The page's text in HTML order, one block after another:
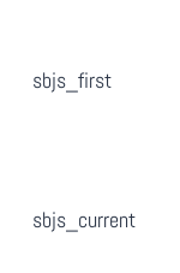
sbjs_first
sbjs_current